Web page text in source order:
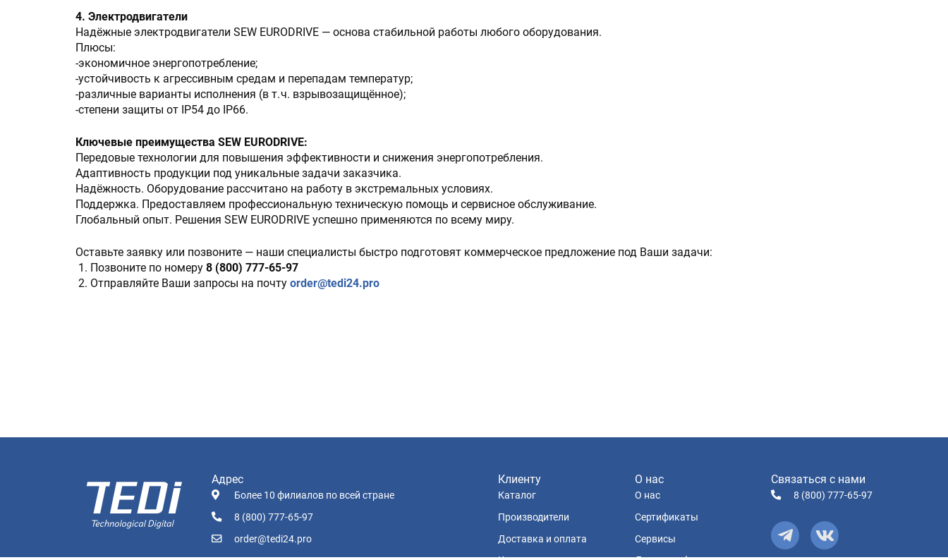
4. Электродвигатели
Надёжные электродвигатели SEW EURODRIVE — основа стабильной работы любого оборудования.
Плюсы:
-экономичное энергопотребление;
-устойчивость к агрессивным средам и перепадам температур;
-различные варианты исполнения (в т. ч. взрывозащищённое);
-степени защиты от IP54 до IP66.
Ключевые преимущества SEW EURODRIVE:
Передовые технологии для повышения эффективности и снижения энергопотребления.
Адаптивность продукции под уникальные задачи заказчика.
Надёжность. Оборудование рассчитано на работу в экстремальных условиях.
Поддержка. Предоставляем профессиональную техническую помощь и сервисное обслуживание.
Глобальный опыт. Решения SEW EURODRIVE успешно применяются по всему миру.
Оставьте заявку или позвоните — наши специалисты быстро подготовят коммерческое предложение под Ваши задачи:
1. Позвоните по номеру 8 (800) 777-65-97
2. Отправляйте Ваши запросы на почту order@tedi24.pro
Адрес
Более 10 филиалов по всей стране
8 (800) 777-65-97
order@tedi24.pro
Клиенту
Каталог
Производители
Доставка и оплата
О нас
О нас
Сертификаты
Сервисы
Связаться с нами
8 (800) 777-65-97